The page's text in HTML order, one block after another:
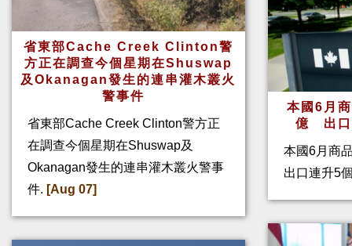
省東部Cache Creek Clinton警
方正在調查今個星期在Shuswap
及Okanagan發生的連串灌木叢火
警事件
省東部Cache Creek Clinton警方正
在調查今個星期在Shuswap及
Okanagan發生的連串灌木叢火警事
件. [Aug 07]
本國6月
億 出口
本國6月商
出口連升5